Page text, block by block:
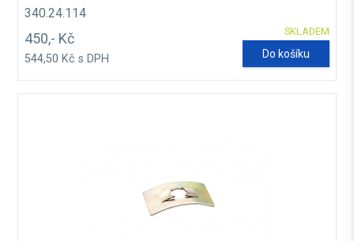
340.24.114
SKLADEM
450,- Kč
544,50 Kč s DPH Do košíku